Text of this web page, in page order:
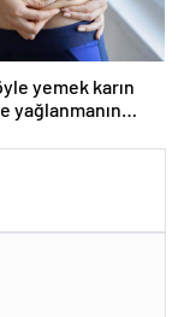
yemek karın
yağlanmanın